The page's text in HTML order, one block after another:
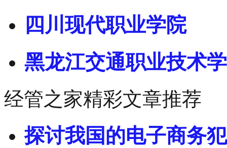
四川现代职业学院
黑龙江交通职业技术
经管之家精彩文章推荐
探讨我国的电子商务